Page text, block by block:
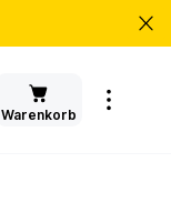
Warenkorb